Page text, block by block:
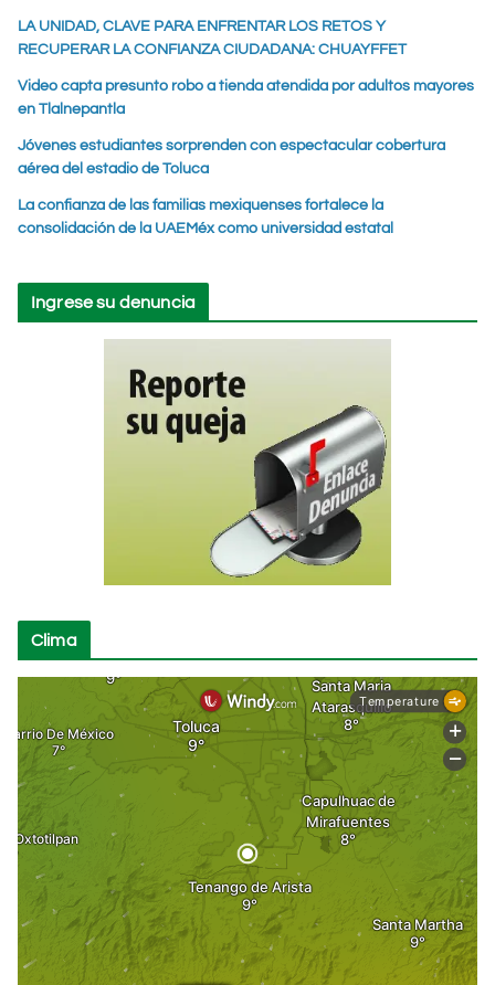
LA UNIDAD, CLAVE PARA ENFRENTAR LOS RETOS Y
RECUPERAR LA CONFIANZA CIUDADANA: CHUAYFFET
Video capta presunto robo a tienda atendida por adultos mayores
en Tlalnepantla
Jóvenes estudiantes sorprenden con espectacular cobertura
aérea del estadio de Toluca
La confianza de las familias mexiquenses fortalece la
consolidación de la UAEMéx como universidad estatal
Ingrese su denuncia
Clima